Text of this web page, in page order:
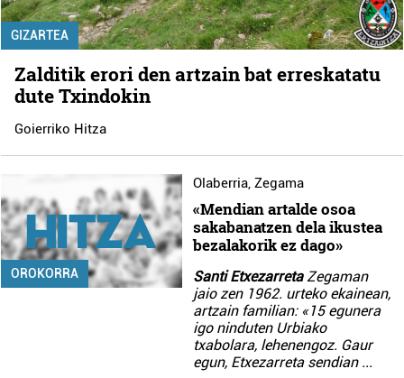
GIZARTEA
Zalditik erori den artzain bat erreskatatu
dute Txindokin
Goierriko Hitza
OROKORRA
Olaberria, Zegama
«Mendian artalde osoa
sakabanatzen dela ikustea
bezalakorik ez dago»
Santi EtxezarretaZegaman
jaio zen 1962. urteko ekainean,
artzain familian: «15 egunera
igo ninduten Urbiako
txabolara, lehenengoz. Gaur
egun, Etxezarreta sendian ...